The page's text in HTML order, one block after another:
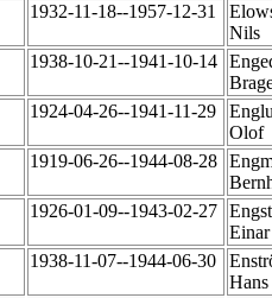
1932-11-18--1957-12-31
Nils
1938-10-21--1941-10-14
1924-04-26--1941-11-29
Olof
1919-06-26--1944-08-28
1926-01-09--1943-02-27
1938-11-07--1944-06-30
Hans